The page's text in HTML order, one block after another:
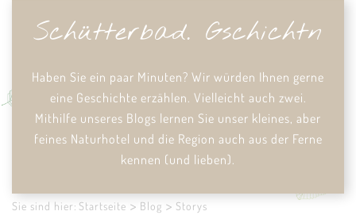
Schütterbad. Gschichtn
Haben Sie ein paar Minuten? Wir würden Ihnen gerne
eine Geschichte erzählen. Vielleicht auch zwei.
Mithilfe unseres Blogs lernen Sie unser kleines, aber
feines Naturhotel und die Region auch aus der Ferne
kennen (und lieben).
Sie sind hier: Startseite Blog Storys